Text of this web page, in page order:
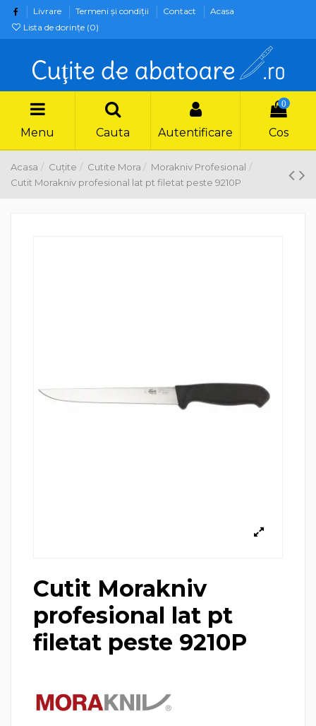
Livrare Termeni şi condiţii Contact
Acasa
Lista de dorințe (0)
Menu Cauta Autentificare
0
Cos
Acasa Cuțite Cutite Mora
Morakniv Profesional
Cutit Morakniv profesional lat pt filetat peste 9210P
Cutit Morakniv
profesional lat pt
filetat peste 9210P